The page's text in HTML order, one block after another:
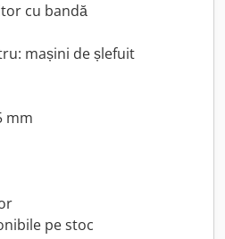
cu bandă
mașini de șlefuit
mm
pe stoc